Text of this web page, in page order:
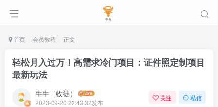
首页 会员教程 正文
轻松月入过万！高需求冷门项目：证件照定制项目
最新玩法
牛牛（收徒）
2023-09-20 22:43:32发布
关注 私信